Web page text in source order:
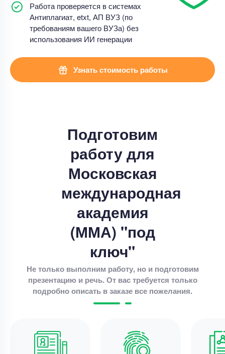
Работа проверяется в системах
Антиплагиат, etxt, АП ВУЗ (по
требованиям вашего ВУЗа) без
использования ИИ генерации
Узнать стоимость работы
Подготовим
работу для
Московская
международная
академия
(ММА) "под
ключ"
Не только выполним работу, но и подготовим
презентацию и речь. От вас требуется только
подробно описать в заказе все пожелания.